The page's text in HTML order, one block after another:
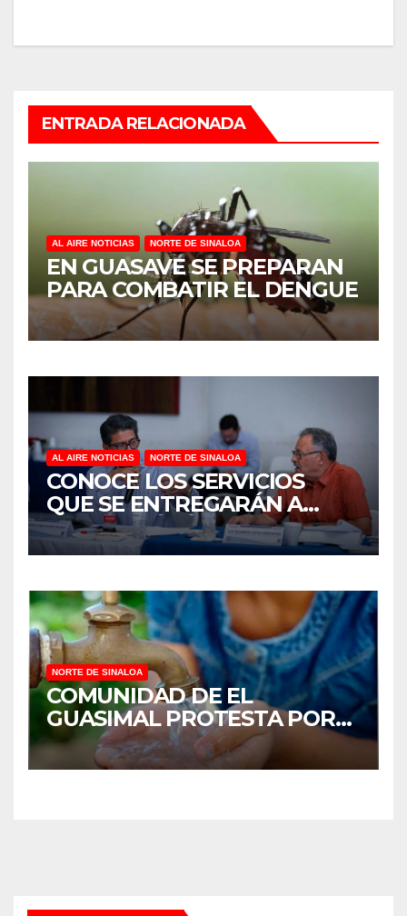
ENTRADA RELACIONADA
AL AIRE NOTICIAS NORTE DE SINALOA
EN GUASAVE SE PREPARAN
PARA COMBATIR EL DENGUE
AL AIRE NOTICIAS NORTE DE SINALOA
CONOCE LOS SERVICIOS
QUE SE ENTREGARÁN A
JUAN JOSÉ RÍOS
NORTE DE SINALOA
COMUNIDAD DE EL
GUASIMAL PROTESTA POR
FALTA DE AGUA POTABLE EN
MOCORITO